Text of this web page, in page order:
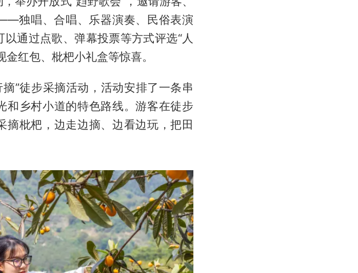
独唱、合唱、乐器演奏、民俗表演
通过点歌、弹幕投票等方式评选“人
红包、枇杷小礼盒等惊喜。
”徒步采摘活动，活动安排了一条串
和乡村小道的特色路线。游客在徒步
摘枇杷，边走边摘、边看边玩，把田